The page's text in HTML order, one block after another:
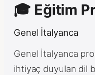
🎓 Eğitim
Genel İtalyanca
Genel İtalyanca
ihtiyaç duyulan dil